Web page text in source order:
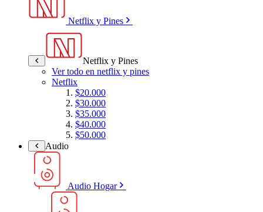
Netflix y Pines
Netflix y Pines
Ver todo en netflix y pines
Netflix
$20.000
$30.000
$35.000
$40.000
$50.000
Audio
Audio Hogar